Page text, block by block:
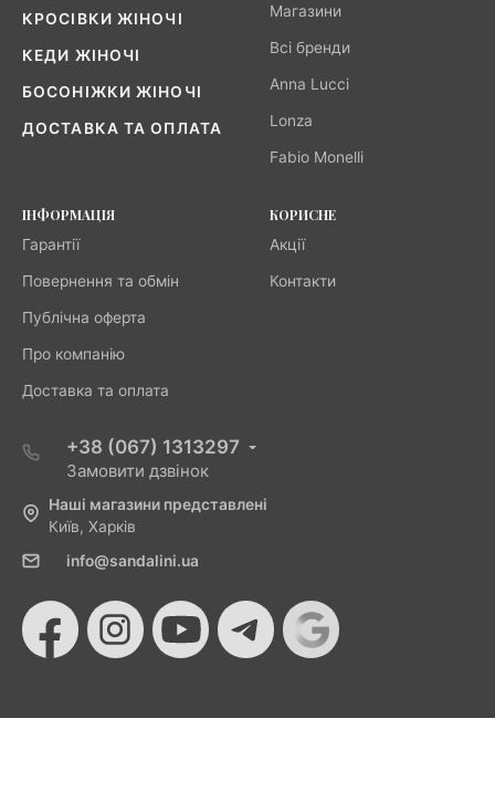
КРОСІВКИ ЖІНОЧІ
КЕДИ ЖІНОЧІ
БОСОНІЖКИ ЖІНОЧІ
ДОСТАВКА ТА ОПЛАТА
Магазини
Всі бренди
Anna Lucci
Lonza
Fabio Monelli
ІНФОРМАЦІЯ
Гарантії
Повернення та обмін
Публічна оферта
Про компанію
Доставка та оплата
КОРИСНЕ
Акції
Контакти
+38 (067) 1313297
Замовити дзвінок
Наші магазини представлені
Київ, Харків
info@sandalini.ua